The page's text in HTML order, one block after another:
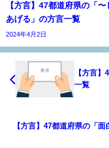
【方言】47都道府県の「〜
あげる」の方言一覧
2024年4月2日
【方言
一覧
【方言】47都道府県の「